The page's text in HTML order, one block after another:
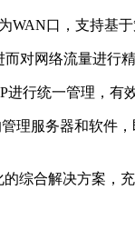
口，支持基
对网络流量进行
行统一管理，
理服务器和软件
综合解决方案，